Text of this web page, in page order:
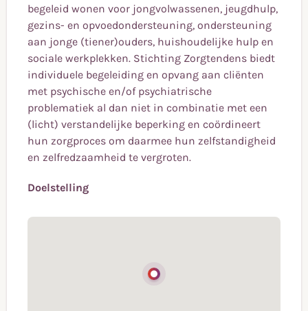
begeleid wonen voor jongvolwassenen, jeugdhulp,
gezins- en opvoedondersteuning, ondersteuning
aan jonge (tiener)ouders, huishoudelijke hulp en
sociale werkplekken. Stichting Zorgtendens biedt
individuele begeleiding en opvang aan cliënten
met psychische en/of psychiatrische
problematiek al dan niet in combinatie met een
(licht) verstandelijke beperking en coördineert
hun zorgproces om daarmee hun zelfstandigheid
en zelfredzaamheid te vergroten.
Doelstelling